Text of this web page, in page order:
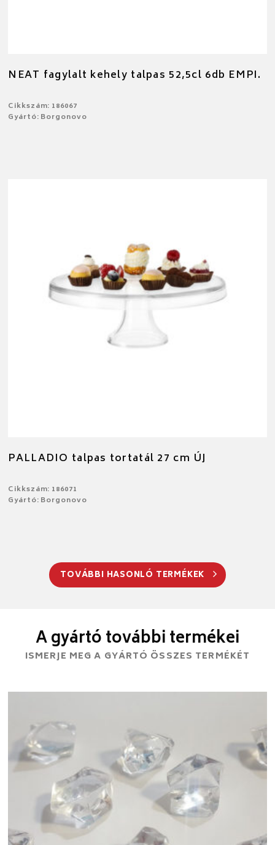
NEAT fagylalt kehely talpas 52,5cl 6db EMPI.
Cikkszám: 186067
Gyártó: Borgonovo
PALLADIO talpas tortatál 27 cm ÚJ
Cikkszám: 186071
Gyártó: Borgonovo
TOVÁBBI HASONLÓ TERMÉKEK
A gyártó további termékei
ISMERJE MEG A GYÁRTÓ ÖSSZES TERMÉKÉT